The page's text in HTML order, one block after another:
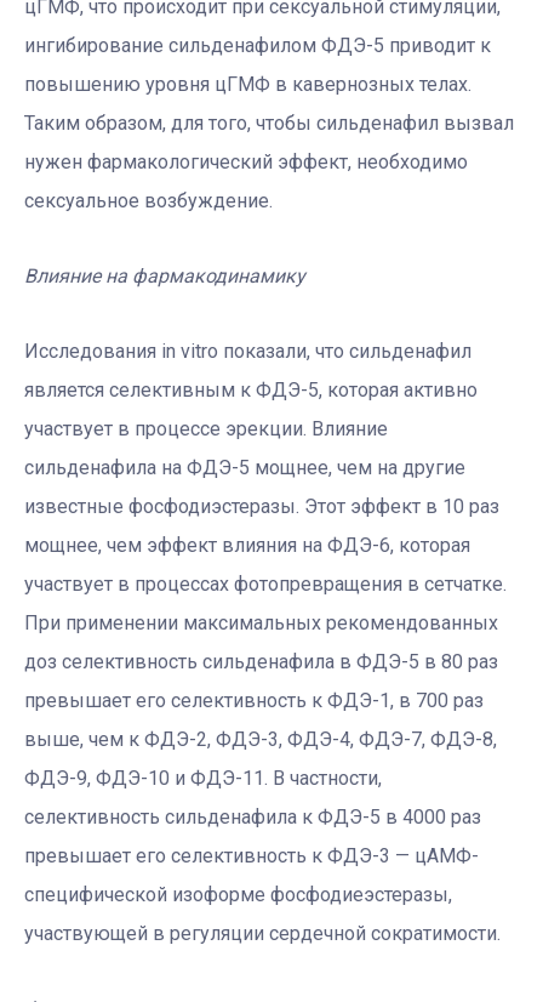
цГМФ, что происходит при сексуальной стимуляции,
ингибирование сильденафилом ФДЭ-5 приводит к
повышению уровня цГМФ в кавернозных телах.
Таким образом, для того, чтобы сильденафил вызвал
нужен фармакологический эффект, необходимо
сексуальное возбуждение.
Влияние на фармакодинамику
Исследования in vitro показали, что сильденафил
является селективным к ФДЭ-5, которая активно
участвует в процессе эрекции. Влияние
сильденафила на ФДЭ-5 мощнее, чем на другие
известные фосфодиэстеразы. Этот эффект в 10 раз
мощнее, чем эффект влияния на ФДЭ-6, которая
участвует в процессах фотопревращения в сетчатке.
При применении максимальных рекомендованных
доз селективность сильденафила в ФДЭ-5 в 80 раз
превышает его селективность к ФДЭ-1, в 700 раз
выше, чем к ФДЭ-2, ФДЭ-3, ФДЭ-4, ФДЭ-7, ФДЭ-8,
ФДЭ-9, ФДЭ-10 и ФДЭ-11. В частности,
селективность сильденафила к ФДЭ-5 в 4000 раз
превышает его селективность к ФДЭ-3 — цАМФ-
специфической изоформе фосфодиеэстеразы,
участвующей в регуляции сердечной сократимости.